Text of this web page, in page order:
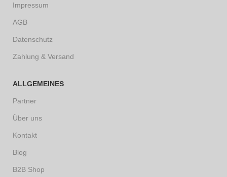
Impressum
AGB
Datenschutz
Zahlung & Versand
ALLGEMEINES
Partner
Über uns
Kontakt
Blog
B2B Shop